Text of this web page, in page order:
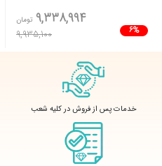
6%
9,338,994 تومان
9,935,100
خدمات پس از فروش در کلیه شعب